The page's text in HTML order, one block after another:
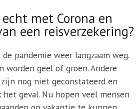
met Corona en
een reisverzekering?
pandemie weer langzaam weg.
worden geel of groen. Andere
nog niet geconstateerd en
geval. Nu hopen veel mensen